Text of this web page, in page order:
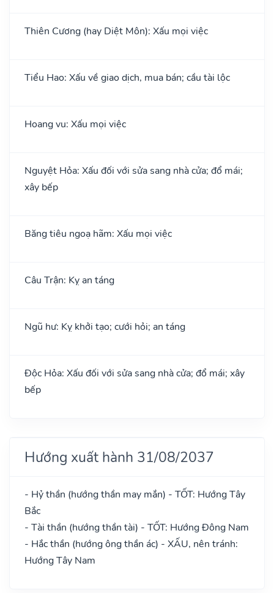
Thiên Cương (hay Diệt Môn): Xấu mọi việc
Tiểu Hao: Xấu về giao dịch, mua bán; cầu tài lộc
Hoang vu: Xấu mọi việc
Nguyệt Hỏa: Xấu đối với sửa sang nhà cửa; đổ mái;
xây bếp
Băng tiêu ngoạ hãm: Xấu mọi việc
Câu Trận: Kỵ an táng
Ngũ hư: Kỵ khởi tạo; cưới hỏi; an táng
Độc Hỏa: Xấu đối với sửa sang nhà cửa; đổ mái; xây
bếp
Hướng xuất hành 31/08/2037
- Hỷ thần (hướng thần may mắn) - TỐT: Hướng Tây
Bắc
- Tài thần (hướng thần tài) - TỐT: Hướng Đông Nam
- Hắc thần (hướng ông thần ác) - XẤU, nên tránh:
Hướng Tây Nam